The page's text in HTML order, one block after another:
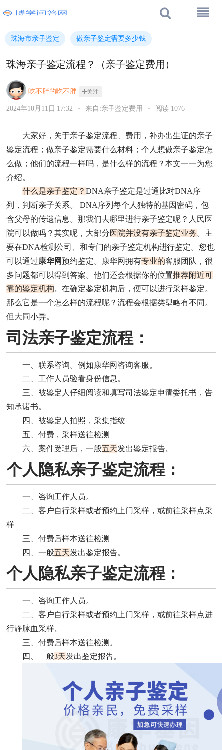
珠海市亲子鉴定 做亲子鉴定需要多少钱
珠海亲子鉴定流程？（亲子鉴定费用）
吃不胖的吃不胖 关注
2024年10月11日 17:32 • 来自:亲子鉴定费用 • 阅读 1076
大家好，关于亲子鉴定流程、费用，补办出生证的亲子
鉴定流程；做亲子鉴定需要什么材料；个人想做亲子鉴定怎
么做；他们的流程一样吗，是什么样的流程？本文一一为您
介绍。
什么是亲子鉴定？ DNA亲子鉴定是过通‬比对DNA序
列，判断亲子关系。 DNA序列‬每个人独‬特的基因密码，包
含父母的传遗‬信息。那我们去哪里进行亲子鉴定呢？人民医
院可以做吗？其实呢，大部分医院并没有亲子鉴定业务。主
要在DNA检测公司、和专门的亲子鉴定机构进行鉴定。您也
可以通过康华网预约鉴定。康华网拥有专业的客服团队，很
多问题都可以得到答案。他们还会根据你的位置推荐附近可
靠的鉴定机构。在确定鉴定机构后，便可以进行采样鉴定。
那么它是一个怎么样的流程呢？流程会根据类型略有不同。
但大同小异。
司法亲子鉴定流程：
一、联系咨询。例如康华网咨询客服。
二、工作人员验看身份信息。
三、被鉴定人仔细阅读和填写司法鉴定申请委托书，告
知承诺书。
四、被鉴定人拍照，采集指纹
五、付费，采样送往检测
六、案件受理后，一般五天发出鉴定报告。
个人隐私亲子鉴定流程：
一、咨询工作人员。
二、客户自行采样或者预约上门采样，或前往采样点采
样
三、付费后样本送往检测
四、一般五天发出鉴定报告。
个人隐私亲子鉴定流程：
一、咨询工作人员。
二、客户自行采样或者预约上门采样，或前往采样点进
行静脉血采样。
三、付费后样本送往检测。
四、一般3天发出鉴定报告。